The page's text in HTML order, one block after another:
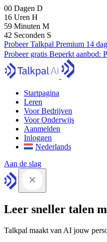
00 Dagen D
16 Uren H
59 Minuten M
41 Seconden S
Probeer Talkpal Premium 14
Probeer gratis Beperkt aanbod:
Startpagina
Leren
Voor Bedrijven
Voor Onderwijs
Aanmelden
Inloggen
Nederlands
Aan de slag
Leer sneller talen
Talkpal maakt van AI jouw